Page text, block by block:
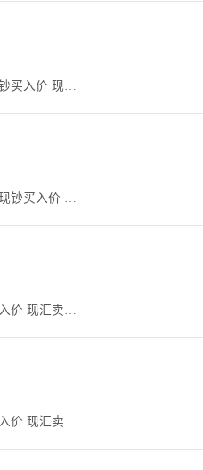
买入价 现…
钞买入价 …
价 现汇卖…
价 现汇卖…